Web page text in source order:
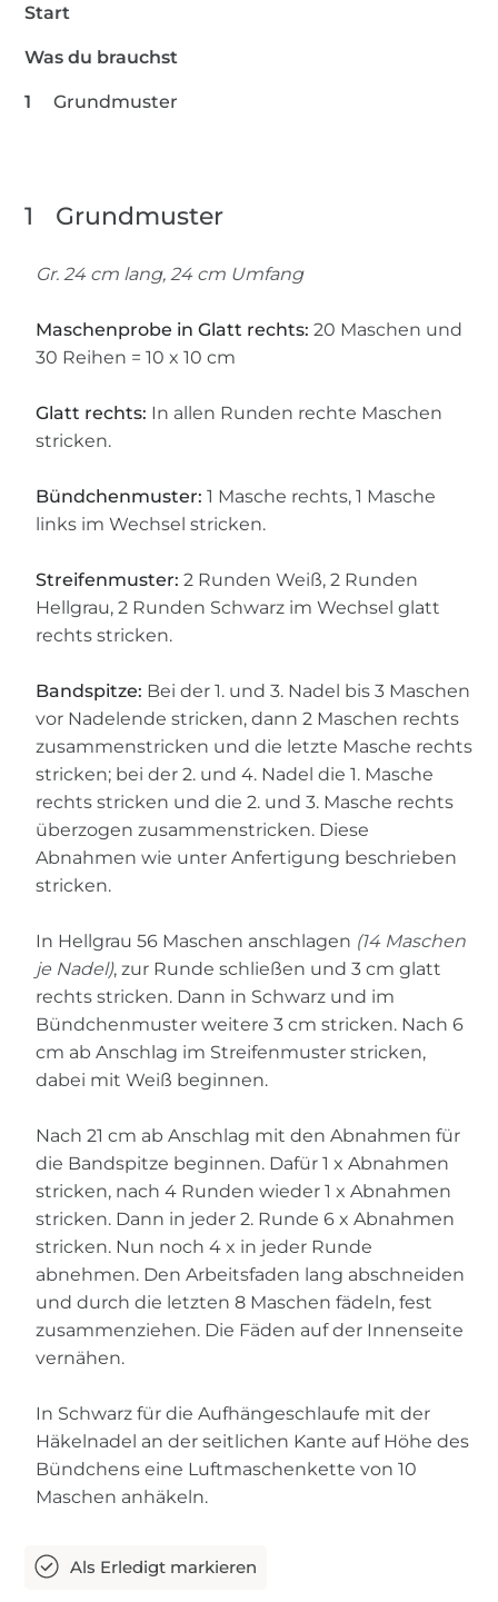
Start
Was du brauchst
Grundmuster
1 Grundmuster
Gr. 24 cm lang, 24 cm Umfang
Maschenprobe in Glatt rechts: 20 Maschen und
30 Reihen = 10 x 10 cm
Glatt rechts: In allen Runden rechte Maschen
stricken.
Bündchenmuster: 1 Masche rechts, 1 Masche
links im Wechsel stricken.
Streifenmuster: 2 Runden Weiß, 2 Runden
Hellgrau, 2 Runden Schwarz im Wechsel glatt
rechts stricken.
Bandspitze: Bei der 1. und 3. Nadel bis 3 Maschen
vor Nadelende stricken, dann 2 Maschen rechts
zusammenstricken und die letzte Masche rechts
stricken; bei der 2. und 4. Nadel die 1. Masche
rechts stricken und die 2. und 3. Masche rechts
überzogen zusammenstricken. Diese
Abnahmen wie unter Anfertigung beschrieben
stricken.
In Hellgrau 56 Maschen anschlagen (14 Maschen
je Nadel), zur Runde schließen und 3 cm glatt
rechts stricken. Dann in Schwarz und im
Bündchenmuster weitere 3 cm stricken. Nach 6
cm ab Anschlag im Streifenmuster stricken,
dabei mit Weiß beginnen.
Nach 21 cm ab Anschlag mit den Abnahmen für
die Bandspitze beginnen. Dafür 1 x Abnahmen
stricken, nach 4 Runden wieder 1 x Abnahmen
stricken. Dann in jeder 2. Runde 6 x Abnahmen
stricken. Nun noch 4 x in jeder Runde
abnehmen. Den Arbeitsfaden lang abschneiden
und durch die letzten 8 Maschen fädeln, fest
zusammenziehen. Die Fäden auf der Innenseite
vernähen.
In Schwarz für die Aufhängeschlaufe mit der
Häkelnadel an der seitlichen Kante auf Höhe des
Bündchens eine Luftmaschenkette von 10
Maschen anhäkeln.